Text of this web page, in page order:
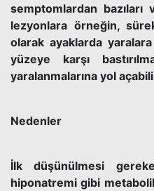
semptomlardan
lezyonlara örneğin,
olarak ayaklarda
yüzeye karşı
yaralanmalarına yol
Nedenler
İlk düşünülmesi
hiponatremi gibi